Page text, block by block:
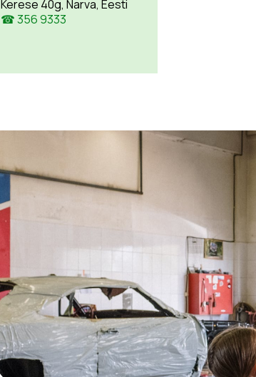
Kerese 40g, Narva, Eesti
☎ 356 9333